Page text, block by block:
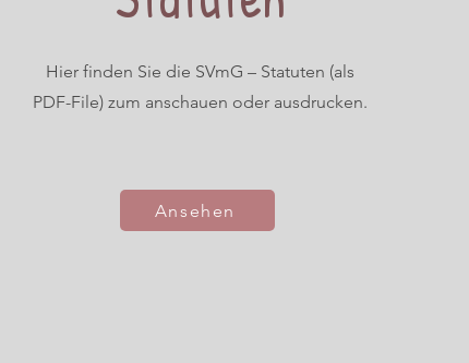
Hier finden Sie die SVmG – Statuten (als
PDF-File) zum anschauen oder ausdrucken.
Ansehen